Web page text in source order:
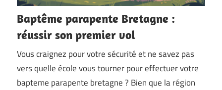
Baptême parapente Bretagne :
réussir son premier vol
Vous craignez pour votre sécurité et ne savez pas
vers quelle école vous tourner pour effectuer votre
bapteme parapente bretagne ? Bien que la région